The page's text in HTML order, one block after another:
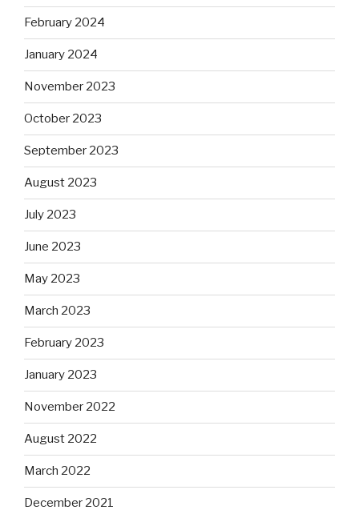
February 2024
January 2024
November 2023
October 2023
September 2023
August 2023
July 2023
June 2023
May 2023
March 2023
February 2023
January 2023
November 2022
August 2022
March 2022
December 2021